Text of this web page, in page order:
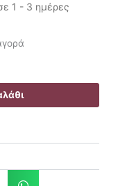
1 - 3 ημέρες